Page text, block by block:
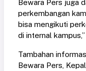
Bewara Pers juga
perkembangan
bisa mengikuti
di internal
Tambahan
Bewara Pers,